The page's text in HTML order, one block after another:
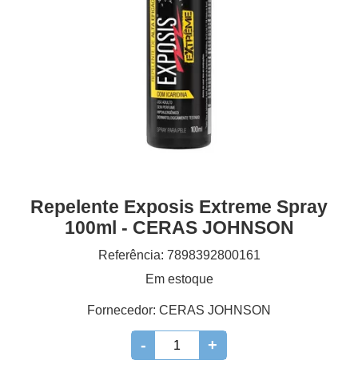
Repelente Exposis Extreme Spray
100ml - CERAS JOHNSON
Referência: 7898392800161
Em estoque
Fornecedor: CERAS JOHNSON
- +